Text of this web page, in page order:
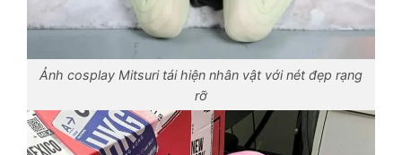
Ảnh cosplay Mitsuri tái hiện nhân vật với nét đẹp rạng
rỡ